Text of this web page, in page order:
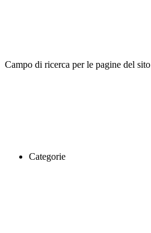
Campo di ricerca per le pagine del sito
Categorie